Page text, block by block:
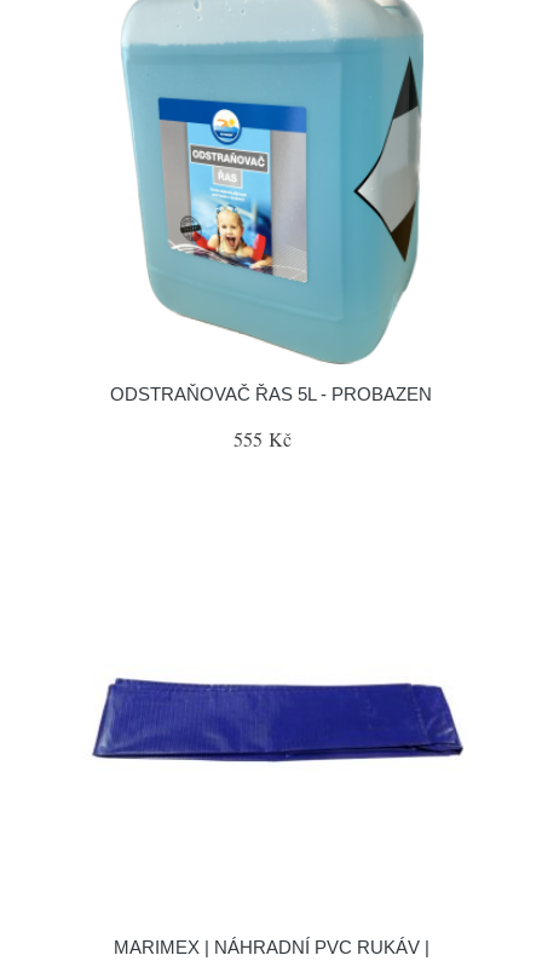
ODSTRAŇOVAČ ŘAS 5L - PROBAZEN
555 Kč
MARIMEX | NÁHRADNÍ PVC RUKÁV |